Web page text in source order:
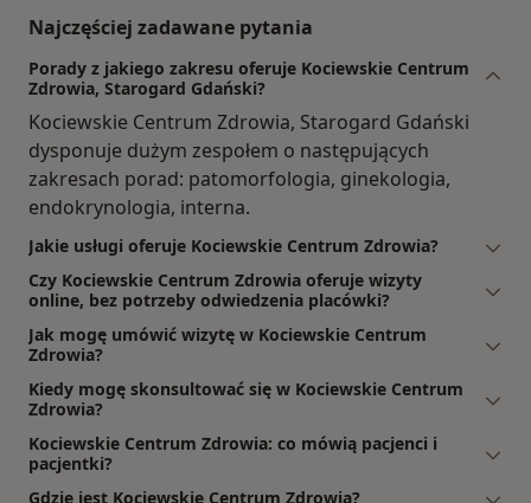
Najczęściej zadawane pytania
Porady z jakiego zakresu oferuje Kociewskie Centrum
Zdrowia, Starogard Gdański?
Kociewskie Centrum Zdrowia, Starogard Gdański
dysponuje dużym zespołem o następujących
zakresach porad: patomorfologia, ginekologia,
endokrynologia, interna.
Jakie usługi oferuje Kociewskie Centrum Zdrowia?
Czy Kociewskie Centrum Zdrowia oferuje wizyty
online, bez potrzeby odwiedzenia placówki?
Jak mogę umówić wizytę w Kociewskie Centrum
Zdrowia?
Kiedy mogę skonsultować się w Kociewskie Centrum
Zdrowia?
Kociewskie Centrum Zdrowia: co mówią pacjenci i
pacjentki?
Gdzie jest Kociewskie Centrum Zdrowia?